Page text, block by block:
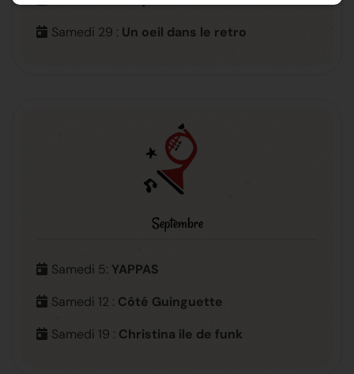
Samedi 29 : Un oeil dans le retro
Septembre
Samedi 5: YAPPAS
Samedi 12 : Côté Guinguette
Samedi 19 : Christina ile de funk